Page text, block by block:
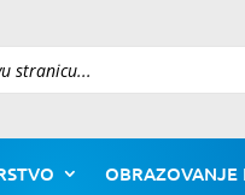
OBRAZOVANJE